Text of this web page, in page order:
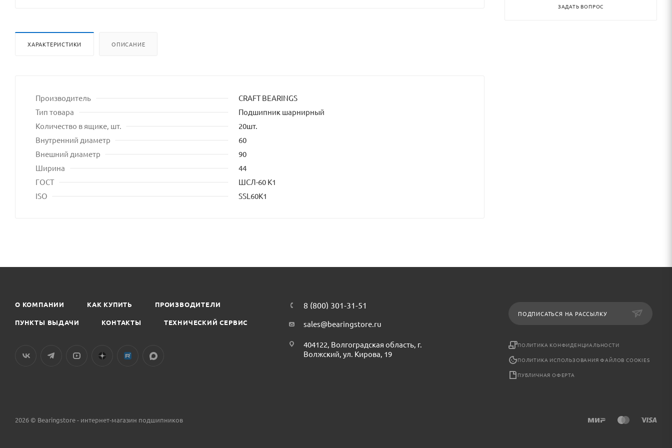
ХАРАКТЕРИСТИКИ ОПИСАНИЕ
Производитель
CRAFT BEARINGS
Тип товара
Подшипник шарнирный
Количество в ящике, шт.
20шт.
Внутренний диаметр
60
Внешний диаметр
90
Ширина
44
ГОСТ
ШСЛ-60 К1
ISO
SSL60K1
ЗАДАТЬ ВОПРОС
О КОМПАНИИ КАК КУПИТЬ ПРОИЗВОДИТЕЛИ
ПУНКТЫ ВЫДАЧИ КОНТАКТЫ ТЕХНИЧЕСКИЙ СЕРВИС
8 (800) 301-31-51
sales@bearingstore.ru
404122, Волгоградская область, г.
Волжский, ул. Кирова, 19
ПОДПИСАТЬСЯ НА РАССЫЛКУ
ПОЛИТИКА КОНФИДЕНЦИАЛЬНОСТИ
ПОЛИТИКА ИСПОЛЬЗОВАНИЯ ФАЙЛОВ COOKIES
ПУБЛИЧНАЯ ОФЕРТА
2026 © Bearingstore - интернет-магазин подшипников